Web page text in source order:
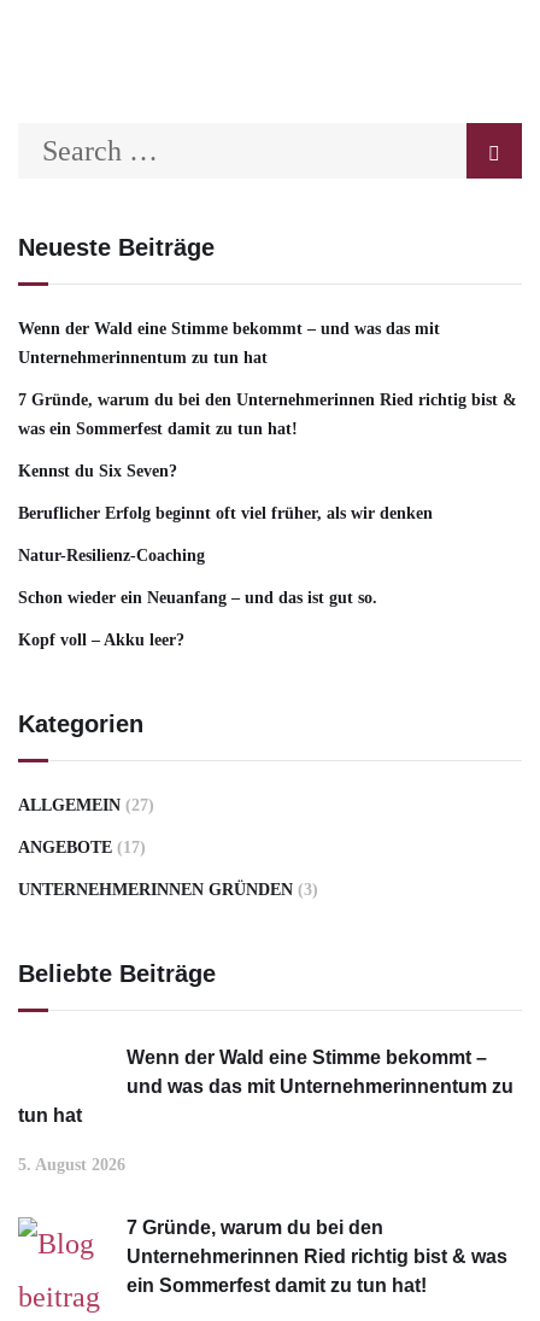
Neueste Beiträge
Wenn der Wald eine Stimme bekommt – und was das mit
Unternehmerinnentum zu tun hat
7 Gründe, warum du bei den Unternehmerinnen Ried richtig bist &
was ein Sommerfest damit zu tun hat!
Kennst du Six Seven?
Beruflicher Erfolg beginnt oft viel früher, als wir denken
Natur-Resilienz-Coaching
Schon wieder ein Neuanfang – und das ist gut so.
Kopf voll – Akku leer?
Kategorien
ALLGEMEIN (27)
ANGEBOTE (17)
UNTERNEHMERINNEN GRÜNDEN (3)
Beliebte Beiträge
Wenn der Wald eine Stimme bekommt –
und was das mit Unternehmerinnentum zu
tun hat
5. August 2026
7 Gründe, warum du bei den
Unternehmerinnen Ried richtig bist & was
ein Sommerfest damit zu tun hat!